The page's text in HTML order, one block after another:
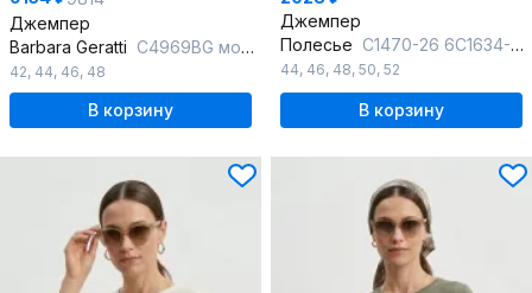
Джемпер
Barbara Geratti С4969BG молочный/мох
42, 44, 46, 48
В корзину
Джемпер
Полесье С1470-26 6С1634-Д43 158,164 суровый
44, 46, 48, 50, 52
В корзину